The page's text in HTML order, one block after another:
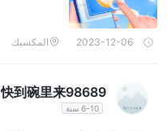
2023-12-06 المكسيك
快到碗里来98689
6-10 سنة